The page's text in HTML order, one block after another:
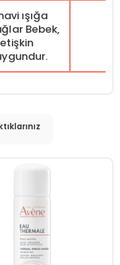
ışığa
Bebek,